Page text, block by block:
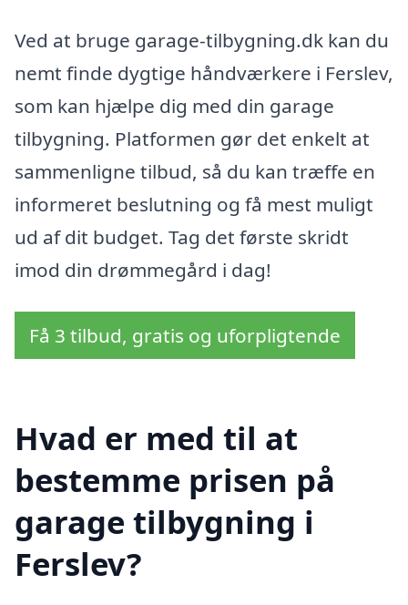
Ved at bruge garage-tilbygning.dk kan du
nemt finde dygtige håndværkere i Ferslev,
som kan hjælpe dig med din garage
tilbygning. Platformen gør det enkelt at
sammenligne tilbud, så du kan træffe en
informeret beslutning og få mest muligt
ud af dit budget. Tag det første skridt
imod din drømmegård i dag!
Få 3 tilbud, gratis og uforpligtende
Hvad er med til at
bestemme prisen på
garage tilbygning i
Ferslev?